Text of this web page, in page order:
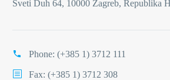
Sveti Duh 64, 10000 Zagreb, Republika
Phone: (+385 1) 3712 111
Fax: (+385 1) 3712 308